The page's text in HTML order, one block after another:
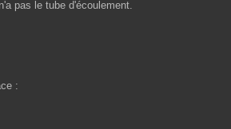
pas le tube d'écoulement.
: